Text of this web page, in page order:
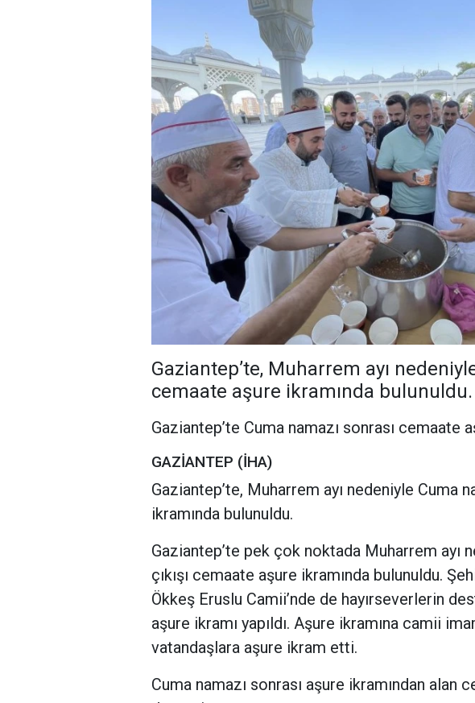
Gaziantep’te, Muharrem ayı
cemaate aşure ikramında bulunuldu.
Gaziantep’te Cuma namazı sonrası cemaate
GAZİANTEP (İHA)
Gaziantep’te, Muharrem ayı nedeniyle Cuma
ikramında bulunuldu.
Gaziantep’te pek çok noktada Muharrem ayı
çıkışı cemaate aşure ikramında bulunuldu.
Ökkeş Eruslu Camii’nde de hayırseverlerin
aşure ikramı yapıldı. Aşure ikramına camii
vatandaşlara aşure ikram etti.
Cuma namazı sonrası aşure ikramından alan